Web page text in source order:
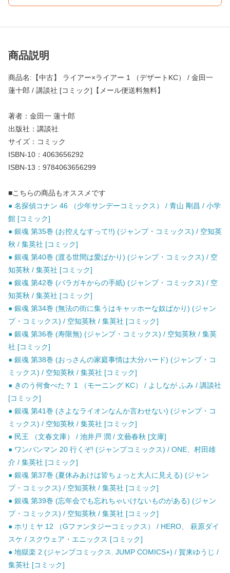
商品説明
商品名:【中古】 ライアー×ライアー 1 （デザートKC） / 金田一
蓮十郎 / 講談社 [コミック]【メール便送料無料】
著者：金田一 蓮十郎
出版社：講談社
サイズ：コミック
ISBN-10：4063656292
ISBN-13：9784063656299
■こちらの商品もオススメです
● 名探偵コナン 46 （少年サンデーコミックス） / 青山 剛昌 / 小学
館 [コミック]
● 銀魂 第35巻 (お控えなすって!!) (ジャンプ・コミックス) / 空知英
秋 / 集英社 [コミック]
● 銀魂 第40巻 (渡る世間は愛ばかり) (ジャンプ・コミックス) / 空
知英秋 / 集英社 [コミック]
● 銀魂 第42巻 (バラガキからの手紙) (ジャンプ・コミックス) / 空
知英秋 / 集英社 [コミック]
● 銀魂 第34巻 (無法の街に集うはキャッホーな奴ばかり) (ジャン
プ・コミックス) / 空知英秋 / 集英社 [コミック]
● 銀魂 第36巻 (寿限無) (ジャンプ・コミックス) / 空知英秋 / 集英
社 [コミック]
● 銀魂 第38巻 (おっさんの家庭事情は大分ハード) (ジャンプ・コ
ミックス) / 空知英秋 / 集英社 [コミック]
● きのう何食べた？ 1 （モーニング KC） / よしなが ふみ / 講談社
[コミック]
● 銀魂 第41巻 (さよなライオンなんか言わせない) (ジャンプ・コ
ミックス) / 空知英秋 / 集英社 [コミック]
● 民王 （文春文庫） / 池井戸 潤 / 文藝春秋 [文庫]
● ワンパンマン 20 行くぞ! (ジャンプコミックス) / ONE、村田雄
介 / 集英社 [コミック]
● 銀魂 第37巻 (夏休みあけは皆ちょっと大人に見える) (ジャン
プ・コミックス) / 空知英秋 / 集英社 [コミック]
● 銀魂 第39巻 (忘年会でも忘れちゃいけないものがある) (ジャン
プ・コミックス) / 空知英秋 / 集英社 [コミック]
● ホリミヤ 12 （Gファンタジーコミックス） / HERO、 萩原ダイ
スケ / スクウェア・エニックス [コミック]
● 地獄楽 2 (ジャンプコミックス. JUMP COMICS+) / 賀来ゆうじ /
集英社 [コミック]